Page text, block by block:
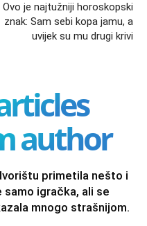
Ovo je najtužniji horoskopski
znak: Sam sebi kopa jamu, a
uvijek su mu drugi krivi
author
primetila nešto i
samo igračka, ali se
mnogo strašnijom.